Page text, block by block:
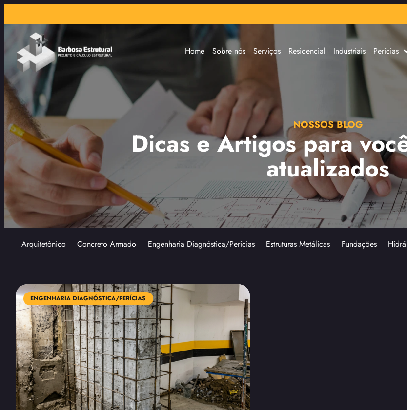
Home Sobre nós Serviços Residencial Industriais Perícias
NOSSOS BLOG
Dicas e Artigos para
atualizados
Arquitetônico Concreto Armado Engenharia Diagnóstica/Perícias Estruturas Metálicas Fundações
ENGENHARIA DIAGNÓSTICA/PERÍCIAS